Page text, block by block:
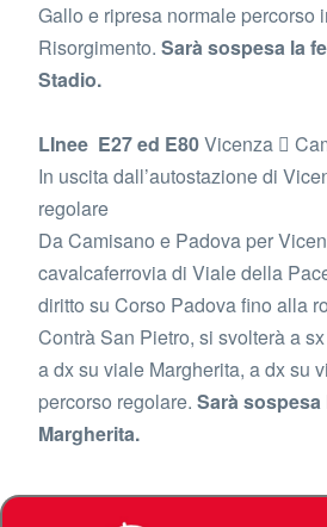
Gallo e ripresa normale percorso
Risorgimento. Sarà sospesa la
Stadio.
LInee E27 ed E80Vicenza 
In uscita dall’autostazione di
regolare
Da Camisano e Padova per
cavalcaferrovia di Viale della
diritto su Corso Padova fino alla
Contrà San Pietro, si svolterà a
a dx su viale Margherita, a dx su
percorso regolare. Sarà sospesa
Margherita.